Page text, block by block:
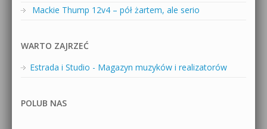
Mackie Thump 12v4 – pół żartem, ale serio
WARTO ZAJRZEĆ
Estrada i Studio - Magazyn muzyków i realizatorów
POLUB NAS